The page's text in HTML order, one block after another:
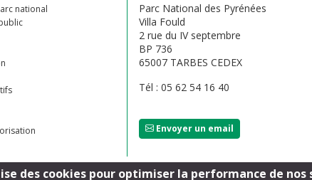
national
Parc National des Pyrénées
Villa Fould
2 rue du IV septembre
BP 736
65007 TARBES CEDEX
Tél : 05 62 54 16 40
Envoyer un email
des cookies pour optimiser la performance de nos